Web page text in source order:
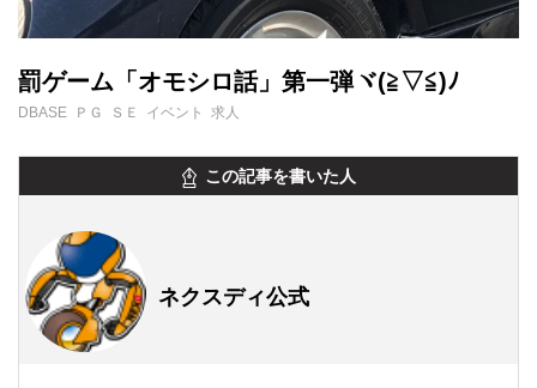
罰ゲーム「オモシロ話」第一弾ヾ(≧▽≦)ﾉ
DBASE ＰＧ ＳＥ イベント 求人
この記事を書いた人
ネクスディ公式